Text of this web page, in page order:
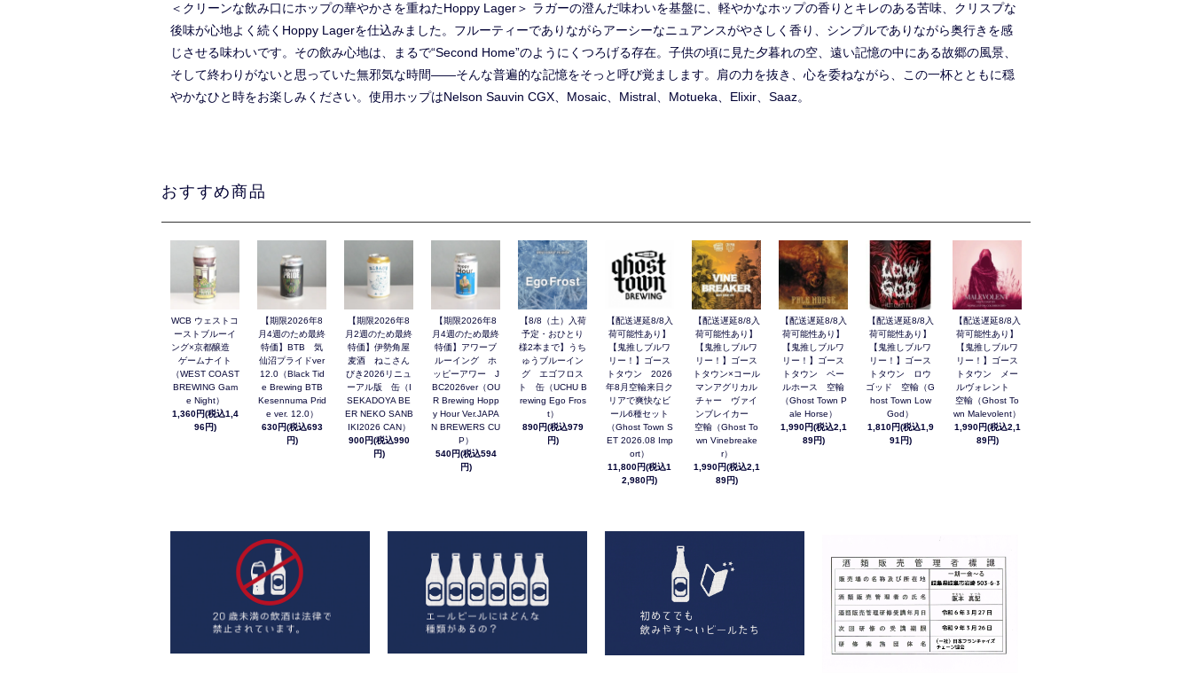
＜クリーンな飲み口にホップの華やかさを重ねたHoppy Lager＞ ラガーの澄んだ味わいを基盤に、軽やかなホップの香りとキレのある苦味、クリスプな
後味が心地よく続くHoppy Lagerを仕込みました。フルーティーでありながらアーシーなニュアンスがやさしく香り、シンプルでありながら奥行きを感
じさせる味わいです。その飲み心地は、まるで“Second Home”のようにくつろげる存在。子供の頃に見た夕暮れの空、遠い記憶の中にある故郷の風景、
そして終わりがないと思っていた無邪気な時間――そんな普遍的な記憶をそっと呼び覚まします。肩の力を抜き、心を委ねながら、この一杯とともに穏
やかなひと時をお楽しみください。使用ホップはNelson Sauvin CGX、Mosaic、Mistral、Motueka、Elixir、Saaz。
おすすめ商品
WCB ウェストコ
ーストブルーイ
ング×京都醸造
ゲームナイト
（WEST COAST
BREWING Gam
e Night）
1,360円(税込1,4
96円)
【期限2026年8
月4週のため最終
特価】BTB 気
仙沼プライドver
12.0（Black Tid
e Brewing BTB
Kesennuma Prid
e ver. 12.0）
630円(税込693
円)
【期限2026年8
月2週のため最終
特価】伊勢角屋
麦酒 ねこさん
びき2026リニュ
ーアル版 缶（I
SEKADOYA BE
ER NEKO SANB
IKI2026 CAN）
900円(税込990
円)
【期限2026年8
月4週のため最終
特価】アワーブ
ルーイング ホ
ッピーアワー J
BC2026ver（OU
R Brewing Hopp
y Hour Ver.JAPA
N BREWERS CU
P）
540円(税込594
円)
【8/8（土）入荷
予定・おひとり
様2本まで】うち
ゅうブルーイン
グ エゴフロス
ト 缶（UCHU B
rewing Ego Fros
t）
890円(税込979
円)
【配送遅延8/8入
荷可能性あり】
【鬼推しブルワ
リー！】ゴース
トタウン 2026
年8月空輸来日ク
リアで爽快なビ
ール6種セット
（Ghost Town S
ET 2026.08 Imp
ort）
11,800円(税込1
2,980円)
【配送遅延8/8入
荷可能性あり】
【鬼推しブルワ
リー！】ゴース
トタウン×コール
マンアグリカル
チャー ヴァイ
ンブレイカー
空輸（Ghost To
wn Vinebreake
r）
1,990円(税込2,1
89円)
【配送遅延8/8入
荷可能性あり】
【鬼推しブルワ
リー！】ゴース
トタウン ペー
ルホース 空輸
（Ghost Town P
ale Horse）
1,990円(税込2,1
89円)
【配送遅延8/8入
荷可能性あり】
【鬼推しブルワ
リー！】ゴース
トタウン ロウ
ゴッド 空輸（G
host Town Low
God）
1,810円(税込1,9
91円)
【配送遅延8/8入
荷可能性あり】
【鬼推しブルワ
リー！】ゴース
トタウン メー
ルヴォレント
空輸（Ghost To
wn Malevolent）
1,990円(税込2,1
89円)